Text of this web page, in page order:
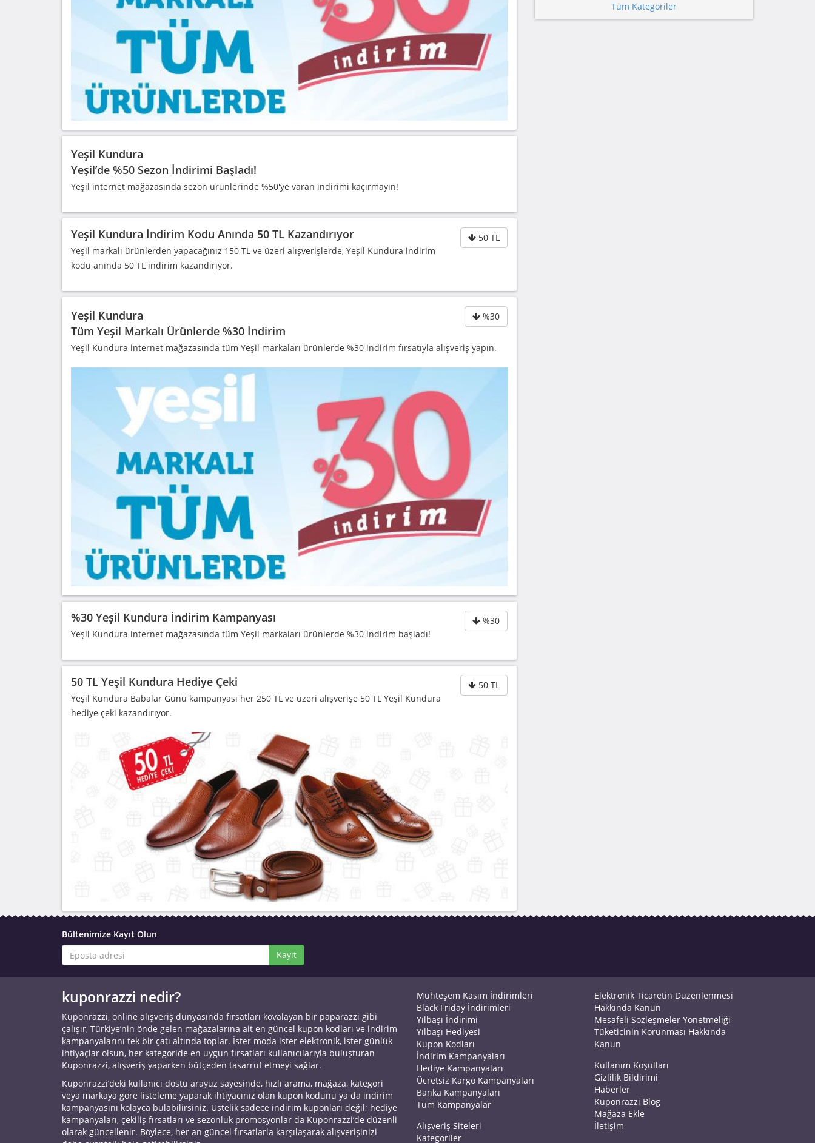
Yeşil Kundura
Yeşil’de %50 Sezon İndirimi Başladı!
Yeşil internet mağazasında sezon ürünlerinde %50'ye varan indirimi kaçırmayın!
50 TL
Yeşil Kundura İndirim Kodu Anında 50 TL Kazandırıyor
Yeşil markalı ürünlerden yapacağınız 150 TL ve üzeri alışverişlerde, Yeşil Kundura indirim
kodu anında 50 TL indirim kazandırıyor.
%30
Yeşil Kundura
Tüm Yeşil Markalı Ürünlerde %30 İndirim
Yeşil Kundura internet mağazasında tüm Yeşil markaları ürünlerde %30 indirim fırsatıyla alışveriş yapın.
%30
%30 Yeşil Kundura İndirim Kampanyası
Yeşil Kundura internet mağazasında tüm Yeşil markaları ürünlerde %30 indirim başladı!
50 TL
50 TL Yeşil Kundura Hediye Çeki
Yeşil Kundura Babalar Günü kampanyası her 250 TL ve üzeri alışverişe 50 TL Yeşil Kundura
hediye çeki kazandırıyor.
Tüm Kategoriler
Bültenimize Kayıt Olun
Kayıt
kuponrazzi nedir?
Kuponrazzi, online alışveriş dünyasında fırsatları kovalayan bir paparazzi gibi
çalışır, Türkiye’nin önde gelen mağazalarına ait en güncel kupon kodları ve indirim
kampanyalarını tek bir çatı altında toplar. İster moda ister elektronik, ister günlük
ihtiyaçlar olsun, her kategoride en uygun fırsatları kullanıcılarıyla buluşturan
Kuponrazzi, alışveriş yaparken bütçeden tasarruf etmeyi sağlar.
Kuponrazzi’deki kullanıcı dostu arayüz sayesinde, hızlı arama, mağaza, kategori
veya markaya göre listeleme yaparak ihtiyacınız olan kupon kodunu ya da indirim
kampanyasını kolayca bulabilirsiniz. Üstelik sadece indirim kuponları değil; hediye
kampanyaları, çekiliş fırsatları ve sezonluk promosyonlar da Kuponrazzi’de düzenli
olarak güncellenir. Böylece, her an güncel fırsatlarla karşılaşarak alışverişinizi
Muhteşem Kasım İndirimleri
Black Friday İndirimleri
Yılbaşı İndirimi
Yılbaşı Hediyesi
Kupon Kodları
İndirim Kampanyaları
Hediye Kampanyaları
Ücretsiz Kargo Kampanyaları
Banka Kampanyaları
Tüm Kampanyalar
Alışveriş Siteleri
Kategoriler
Elektronik Ticaretin Düzenlenmesi
Hakkında Kanun
Mesafeli Sözleşmeler Yönetmeliği
Tüketicinin Korunması Hakkında
Kanun
Kullanım Koşulları
Gizlilik Bildirimi
Haberler
Kuponrazzi Blog
Mağaza Ekle
İletişim